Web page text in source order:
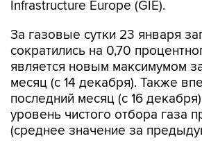
Infrastructure Europe (GIE).
За газовые сутки 23 января
сократились на 0,70
является новым максимумом
месяц (с 14 декабря). Также
последний месяц (с 16
уровень чистого отбора газа
(среднее значение за